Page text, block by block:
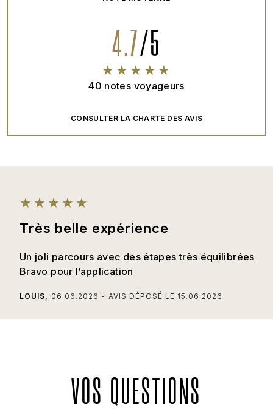
4.7/5
40 notes voyageurs
CONSULTER LA CHARTE DES AVIS
Très belle expérience
Un joli parcours avec des étapes très équilibrées
Bravo pour l’application
LOUIS 06.06.2026 AVIS DÉPOSÉ LE 15.06.2026
VOS QUESTIONS